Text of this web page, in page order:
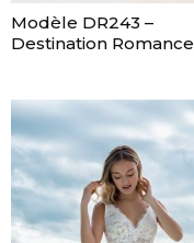
Modèle DR243 –
Destination Romance